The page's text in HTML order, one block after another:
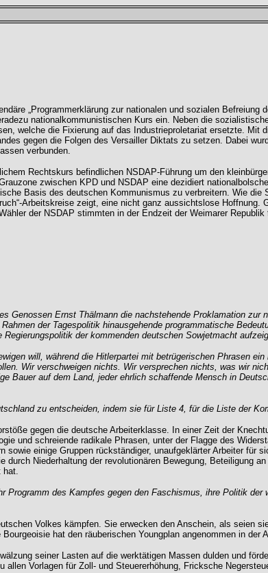
„Programmerklärung zur nationalen und sozialen Befreiung
nationalkommunistischen Kurs ein. Neben die
welche die Fixierung auf das Industrieproletariat ersetzte. Mit
gegen die Folgen des Versailler Diktats zu setzen. Dabei
verbunden.
Rechtskurs befindlichen NSDAP-Führung um den
zwischen KPD und NSDAP eine dezidiert
Basis des deutschen Kommunismus zu verbreitern. Wie
Arbeitskreise zeigt, eine nicht ganz aussichtslose
der NSDAP stimmten in der Endzeit der Weimarer
Ernst Thälmann die nachstehende Proklamation zur
der Tagespolitik hinausgehende programmatische
der kommenden deutschen Sowjetmacht
will, während die Hitlerpartei mit betrügerischen Phrasen
Wir verschweigen nichts. Wir versprechen nichts, was wir
Bauer auf dem Land, jeder ehrlich schaffende Mensch in
zu entscheiden, indem sie für Liste 4, für die Liste der
gegen die deutsche Arbeiterklasse. In einer Zeit der
und schreiende radikale Phrasen, unter der Flagge des
einige Gruppen rückständiger, unaufgeklärter Arbeiter für
Niederhaltung der revolutionären Bewegung, Beteiligung
hat.
des Kampfes gegen den Faschismus, ihre Politik
Volkes kämpfen. Sie erwecken den Anschein, als seien
hat den räuberischen Youngplan angenommen in
seiner Lasten auf die werktätigen Massen dulden und
Vorlagen für Zoll- und Steuererhöhung, Fricksche